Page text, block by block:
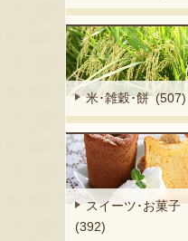
米･雑穀･餅 (507)
スイーツ･お菓子
(392)